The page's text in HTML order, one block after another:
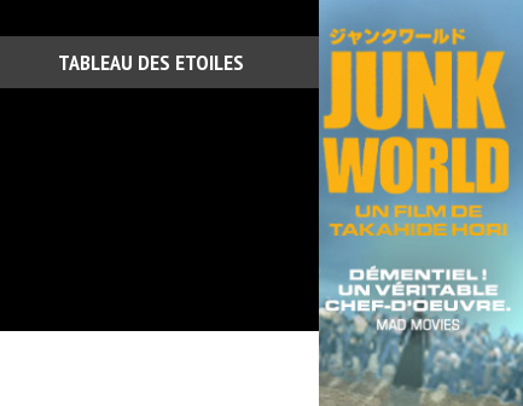
TABLEAU DES ETOILES